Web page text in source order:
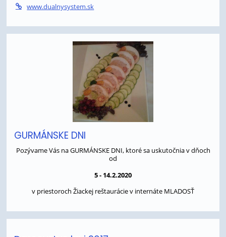
www.dualnysystem.sk
GURMÁNSKE DNI
Pozývame Vás na GURMÁNSKE DNI, ktoré sa uskutočnia v dňoch
od
5 - 14.2.2020
v priestoroch Žiackej reštaurácie v internáte MLADOSŤ